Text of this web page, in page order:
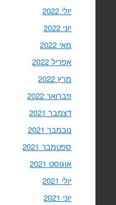
יולי 2022
יוני 2022
מאי 2022
אפריל 2022
מרץ 2022
פברואר 2022
דצמבר 2021
נובמבר 2021
ספטמבר 2021
אוגוסט 2021
יולי 2021
יוני 2021